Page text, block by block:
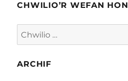
CHWILIO’R WEFAN HON
Chwilio
am:
ARCHIF